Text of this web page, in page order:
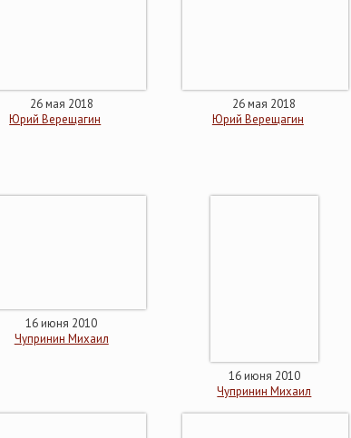
26 мая 2018
Юрий Верещагин
26 мая 2018
Юрий Верещагин
16 июня 2010
Чупринин Михаил
16 июня 2010
Чупринин Михаил